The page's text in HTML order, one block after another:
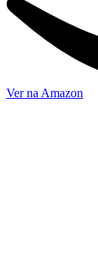
Ver na Amazon